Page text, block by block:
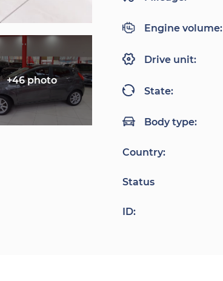
+46 photo
Engine volume:
Drive unit:
State:
Body type:
Country:
Status
ID: